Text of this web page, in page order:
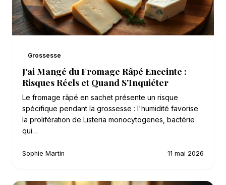
Grossesse
J'ai Mangé du Fromage Râpé Enceinte :
Risques Réels et Quand S'Inquiéter
Le fromage râpé en sachet présente un risque
spécifique pendant la grossesse : l'humidité favorise
la prolifération de Listeria monocytogenes, bactérie
qui…
Sophie Martin 11 mai 2026